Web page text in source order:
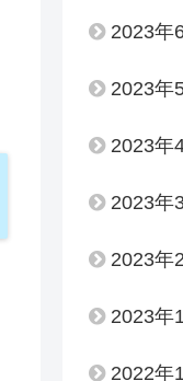
2023年
2023年
2023年
2023年
2023年
2023年
2022年